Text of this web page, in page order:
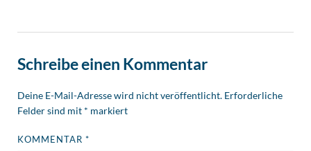
Schreibe einen Kommentar
Deine E-Mail-Adresse wird nicht veröffentlicht. Erforderliche
Felder sind mit * markiert
KOMMENTAR*